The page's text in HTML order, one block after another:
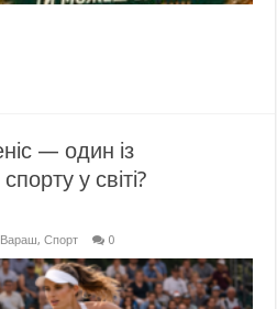
— один із
у світі?
Вараш,Спорт 0